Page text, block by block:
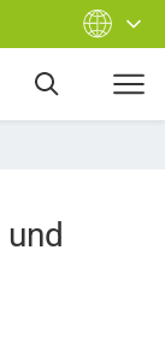
und